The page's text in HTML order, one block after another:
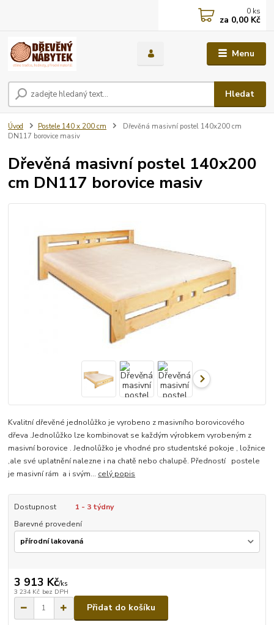
Menu
Hledat
0 ks
za 0,00 Kč
Úvod Postele 140 x 200 cm
Dřevěná masivní postel 140x200 cm
DN117 borovice masiv
Dřevěná masivní postel 140x200
cm DN117 borovice masiv
Kvalitní dřevěné jednolůžko je vyrobeno z masivního borovicového
dřeva .Jednolůžko lze kombinovat se každým výrobkem vyrobeným z
masivní borovice . Jednolůžko je vhodné pro studentské pokoje , ložnice
,ale své uplatnění nalezne i na chatě nebo chalupě. Předností postele
je masivní rám a i svým... celý popis
Dostupnost
1 - 3 týdny
Barevné provedení
3 913 Kč/ks
3 234 Kč bez DPH
Přidat do košíku